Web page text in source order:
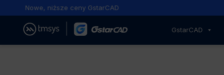
Nowe, niższe ceny GstarCAD
GstarCAD